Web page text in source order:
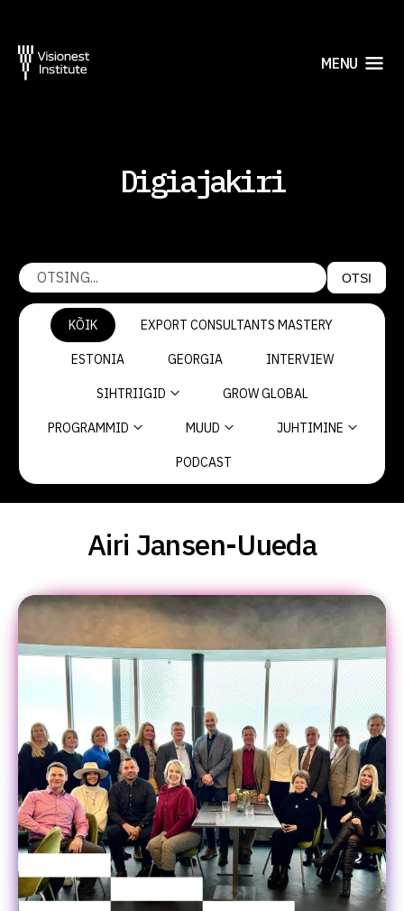
MENU
Digiajakiri
OTSI
KÕIK EXPORT CONSULTANTS MASTERY
ESTONIA GEORGIA INTERVIEW
SIHTRIIGID GROW GLOBAL
PROGRAMMID MUUD JUHTIMINE
PODCAST
Airi Jansen-Uueda